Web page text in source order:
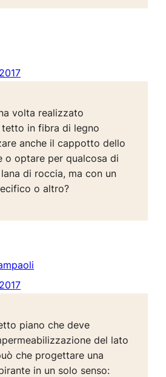
volta realizzato
tetto in fibra di legno
anche il cappotto dello
o optare per qualcosa di
di roccia, ma con un
o altro?
piano che deve
del lato
che progettare una
in un solo senso: